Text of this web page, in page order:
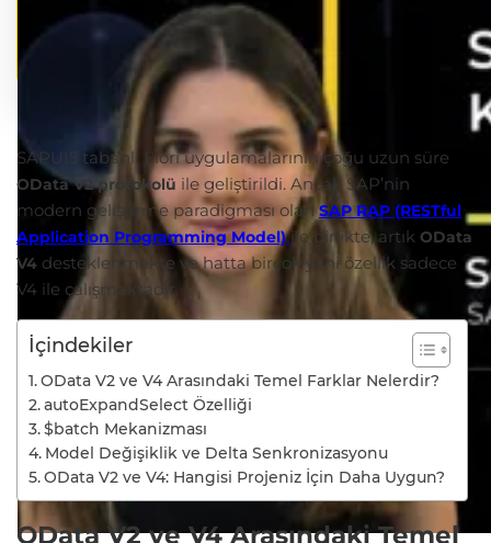
SAPUI5 tabanlı Fiori uygulamalarının çoğu uzun süre
OData V2 protokolü ile geliştirildi. Ancak SAP’nin
modern geliştirme paradigması olanSAP RAP (RESTful
Application Programming Model) ile birlikte, artık OData
V4 desteklenmekte ve hatta birçok yeni özellik sadece
V4 ile çalışmaktadır.
İçindekiler
OData V2 ve V4 Arasındaki Temel Farklar Nelerdir?
autoExpandSelect Özelliği
$batch Mekanizması
Model Değişiklik ve Delta Senkronizasyonu
OData V2 ve V4: Hangisi Projeniz İçin Daha Uygun?
OData V2 ve V4 Arasındaki Temel